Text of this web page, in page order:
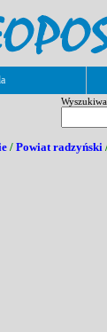
/ Powiat radzyński